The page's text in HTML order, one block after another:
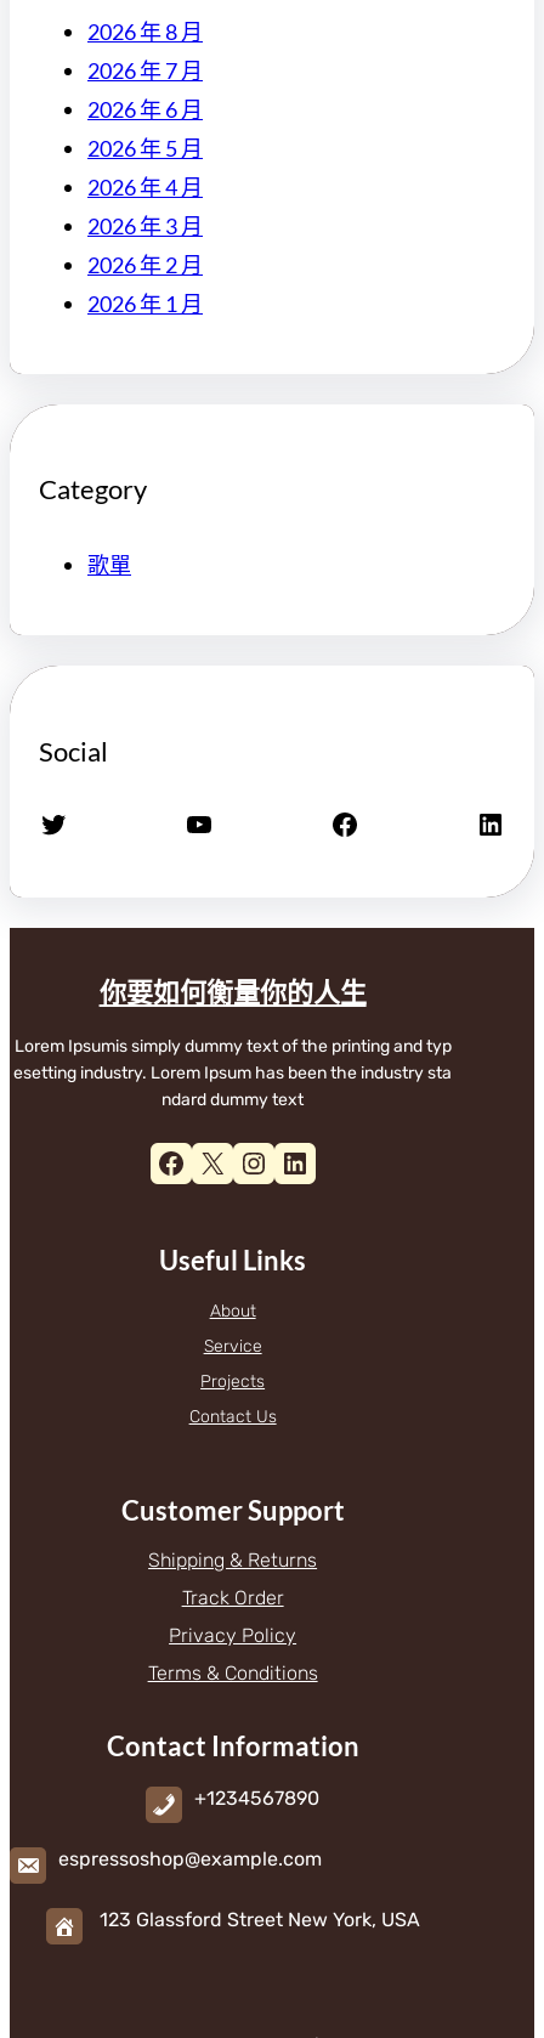
2026 年 8 月
2026 年 7 月
2026 年 6 月
2026 年 5 月
2026 年 4 月
2026 年 3 月
2026 年 2 月
2026 年 1 月
Category
歌單
Social
X YouTube Facebook LinkedIn
你要如何衡量你的人生
Lorem Ipsumis simply dummy text of the printing and typ
esetting industry. Lorem Ipsum has been the industry sta
ndard dummy text
Facebook X Instagram LinkedIn
Useful Links
About
Service
Projects
Contact Us
Customer Support
Shipping & Returns
Track Order
Privacy Policy
Terms & Conditions
Contact Information
+1234567890
espressoshop@example.com
123 Glassford Street New York, USA